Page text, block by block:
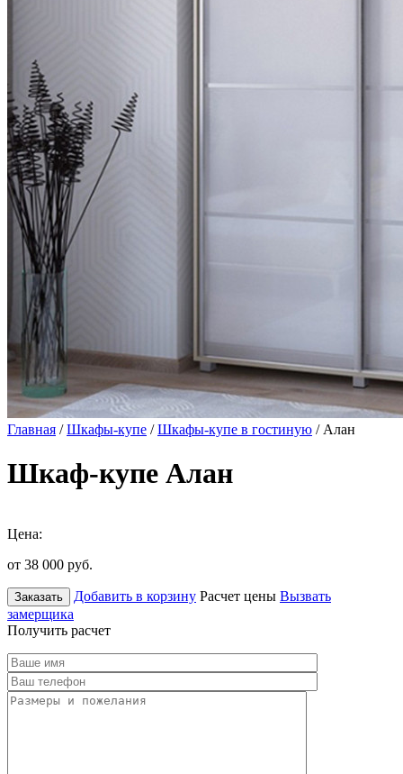
Главная /Шкафы-купе /Шкафы-купе в гостиную / Алан
Шкаф-купе Алан
Цена:
от 38 000 руб.
Заказать Добавить в корзину Расчет цены Вызвать
замерщика
Получить расчет